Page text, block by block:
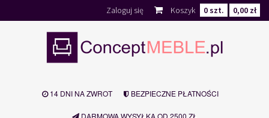
Koszyk 0szt. 0,00 zł
Zaloguj się
14 DNI NA ZWROT BEZPIECZNE PŁATNOŚCI
DARMOWA WYSYŁKA OD 2500 ZŁ